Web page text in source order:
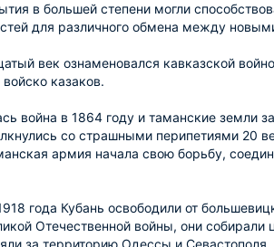
в большей степени могли
для различного обмена между
век ознаменовался кавказской
казаков.
война в 1864 году и таманские земли
со страшными перипетиями 20
армия начала свою борьбу,
года Кубань освободили от
Отечественной войны, они собирали
за территорию Одессы и